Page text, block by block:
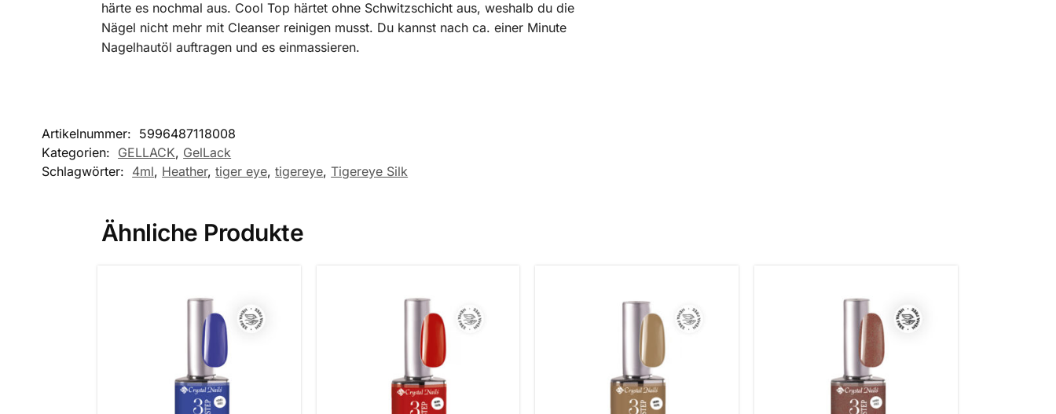
härte es nochmal aus. Cool Top härtet ohne Schwitzschicht aus, weshalb du die
Nägel nicht mehr mit Cleanser reinigen musst. Du kannst nach ca. einer Minute
Nagelhautöl auftragen und es einmassieren.
Artikelnummer: 5996487118008
Kategorien: GELLACK, GelLack
Schlagwörter: 4ml, Heather,tiger eye,tigereye,Tigereye Silk
Ähnliche Produkte